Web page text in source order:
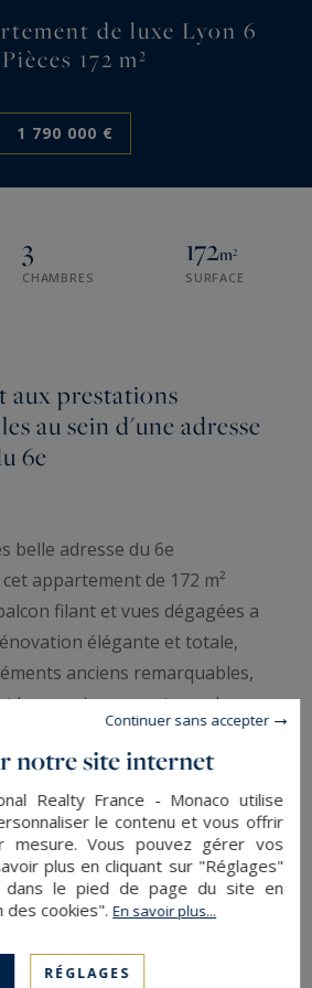
de luxe Lyon 6
172 m²
1 790 000 €
3
CHAMBRES
172m²
SURFACE
aux prestations
au sein d'une adresse
6e
belle adresse du 6e
appartement de 172 m²
filant et vues dégagées a
élégante et totale,
anciens remarquables,
harmonieusement avec le
Composé d'un vestibule avec
pièce de vie donnant sur le
suréquipée Poliform,
avec dressing et salle de bain
et WC séparée, d'une
salle de douche et d'une
équipée composé
et bureau, d'un espace
douche et d'un WC
notre site internet
Realty France - Monaco utilise
le contenu et vous offrir
mesure. Vous pouvez gérer vos
plus en cliquant sur "Réglages"
le pied de page du site en
des cookies".En savoir plus...
RÉGLAGES
Continuer sans accepter